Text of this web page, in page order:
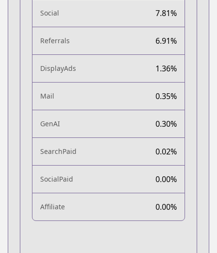
Social 7.81%
Referrals 6.91%
DisplayAds 1.36%
Mail 0.35%
GenAI 0.30%
SearchPaid 0.02%
SocialPaid 0.00%
Affiliate 0.00%